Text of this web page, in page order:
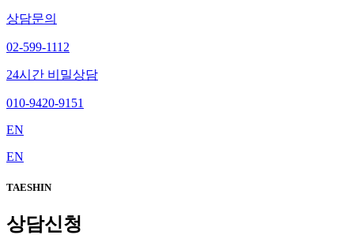
상담문의
02-599-1112
24시간 비밀상담
010-9420-9151
EN
EN
TAESHIN
상담신청